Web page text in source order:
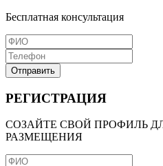
Бесплатная консультация
Отправить
РЕГИСТРАЦИЯ
СОЗАЙТЕ СВОЙ ПРОФИЛЬ
РАЗМЕЩЕНИЯ